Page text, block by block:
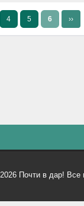
4 5 6 ››
Почти в дар!